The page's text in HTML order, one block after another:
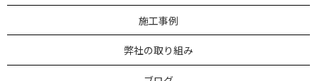
施工事例
弊社の取り組み